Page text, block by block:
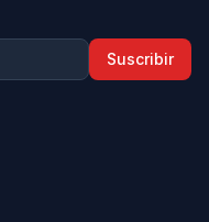
Suscribir